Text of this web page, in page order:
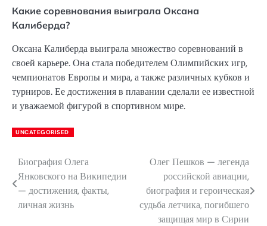
Какие соревнования выиграла Оксана
Калиберда?
Оксана Калиберда выиграла множество соревнований в
своей карьере. Она стала победителем Олимпийских игр,
чемпионатов Европы и мира, а также различных кубков и
турниров. Ее достижения в плавании сделали ее известной
и уважаемой фигурой в спортивном мире.
UNCATEGORISED
Навигация
по
записям
Биография Олега
Янковского на Википедии
— достижения, факты,
личная жизнь
Олег Пешков — легенда
российской авиации,
биография и героическая
судьба летчика, погибшего
защищая мир в Сирии